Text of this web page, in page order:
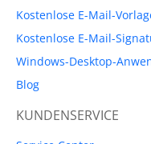
Kostenlose E-Mail-
Kostenlose E-Mail-
Windows-Desktop-
Blog
KUNDENSERVICE